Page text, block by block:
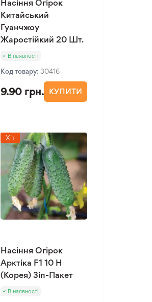
Насіння Огірок
Китайський
Гуанчжоу
Жаростійкий 20 Шт.
В наявності
Код товару: 30416
9.90 грн. КУПИТИ
Хіт
Насіння Огірок
Арктіка F1 10 Н
(Корея) Зіп-Пакет
В наявності